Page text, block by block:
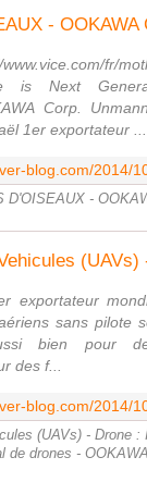
- OOKAWA
fr/
is Next
Corp.
1er exportateur ...
D'OISEAUX -
exportateur
sans pilote
bien pour
des f...
(UAVs) - Drone :
de drones -